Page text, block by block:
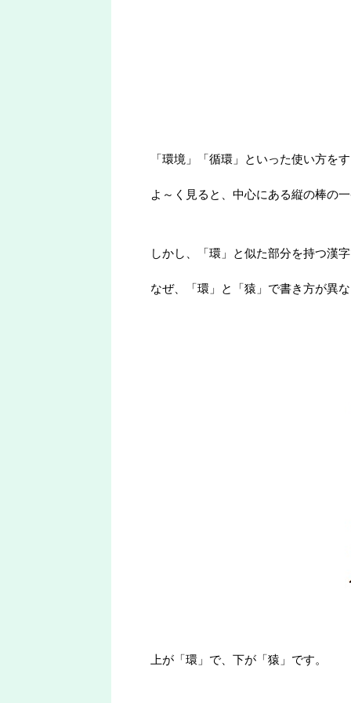
「環境」「循環」といった使い方を
よ～く見ると、中心にある縦の棒の
しかし、「環」と似た部分を持つ漢
なぜ、「環」と「猿」で書き方が異
上が「環」で、下が「猿」です。